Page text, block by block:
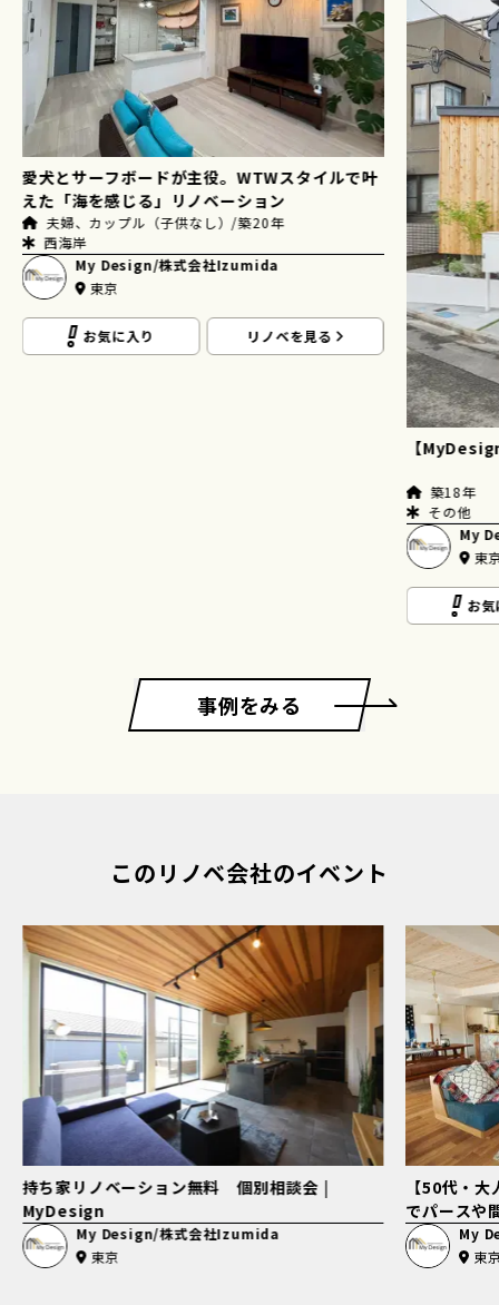
愛犬とサーフボードが主役。WTWスタイルで叶
えた「海を感じる」リノベーション
夫婦、カップル（子供なし）/築20年
西海岸
My Design/株式会社Izumida
東京
お気に入り リノベを見る
【
築18年
その他
My
東
お
事例をみる
このリノベ会社のイベント
持ち家リノベーション無料 個別相談会 |
MyDesign
My Design/株式会社Izumida
東京
【50代・
でパースや
My
東